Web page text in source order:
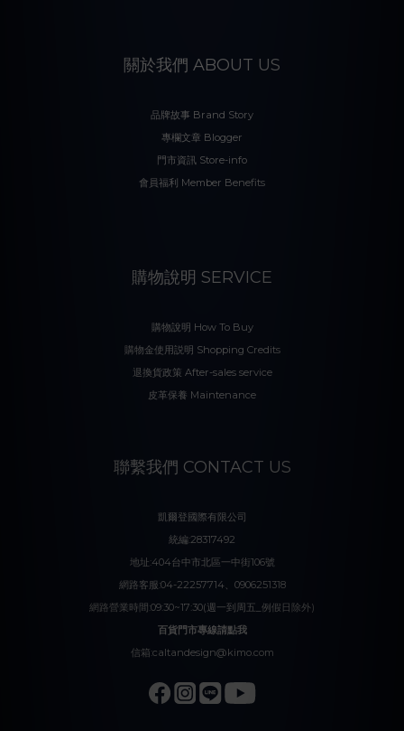
關於我們 ABOUT US
品牌故事 Brand Story
專欄文章 Blogger
門市資訊 Store-info
會員福利 Member Benefits
購物說明 SERVICE
購物說明 How To Buy
購物金使用説明 Shopping Credits
退換貨政策 After-sales service
皮革保養 Maintenance
聯繫我們 CONTACT US
凱爾登國際有限公司
統編:28317492
地址:404台中市北區一中街106號
網路客服:04-22257714、0906251318
網路營業時間:09:30~17:30(週一到周五_例假日除外)
百貨門市專線請點我
信箱:caltandesign@kimo.com